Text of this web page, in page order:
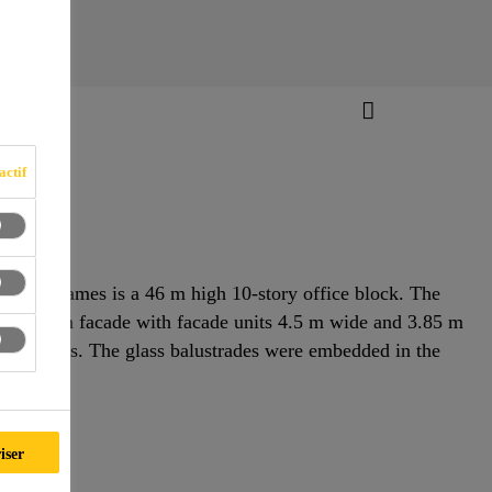
the Thames is a 46 m high 10-story office block. The
skin facade with facade units 4.5 m wide and 3.85 m
The glass balustrades were embedded in the
Ltd.